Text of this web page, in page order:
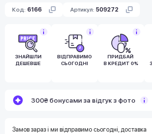
Код: 6166 Артикул: 509272
ЗНАЙШЛИ
ДЕШЕВШЕ
ВІДПРАВИМО
СЬОГОДНІ
ПРИДБАЙ
В КРЕДИТ 0%
300₴ бонусами за відгук з фото
Замов зараз і ми відправимо сьогодні, доставка